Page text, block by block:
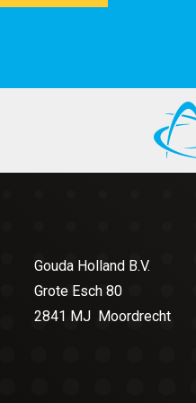
Gouda Holland B.V.
Grote Esch 80
2841 MJ Moordrecht